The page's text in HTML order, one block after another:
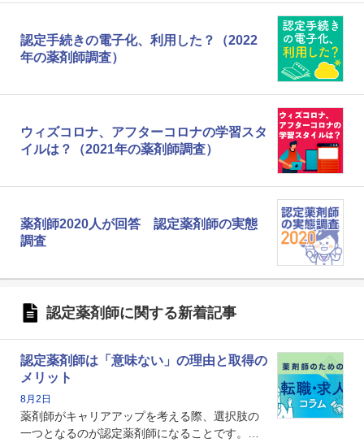
認定手続きの電子化、利用した？（2022
年の薬剤師調査）
ウィズコロナ、アフターコロナの学習スタ
イルは？（2021年の薬剤師調査）
薬剤師2020人が回答 認定薬剤師の実態
調査
認定薬剤師に関する新着記事
認定薬剤師は「意味ない」の理由と取得の
メリット
8月2日
薬剤師がキャリアアップを考える際、選択肢の
一つとなるのが認定薬剤師になることです。し